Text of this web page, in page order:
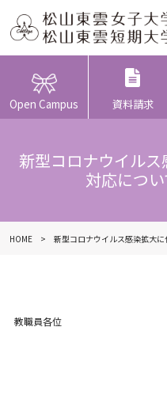
Open Campus 資料請求
新型コロナウイル
対応につい
HOME 新型コロナウイルス感染拡大に
教職員各位